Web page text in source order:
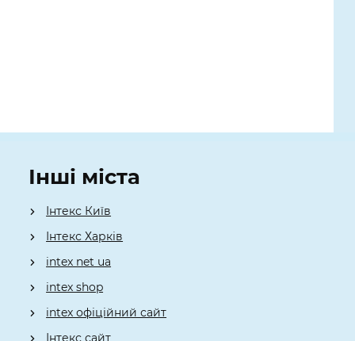
Інші міста
Інтекс Київ
​Інтекс Харків
intex net ua
intex shop
intex офіційний сайт
Інтекс сайт